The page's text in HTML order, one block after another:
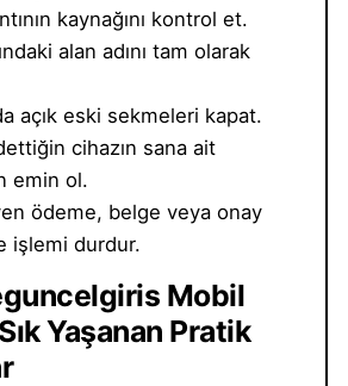
kaynağını kontrol et.
alan adını tam olarak
açık eski sekmeleri kapat.
cihazın sana ait
emin ol.
ödeme, belge veya onay
işlemi durdur.
Mobil
Yaşanan Pratik